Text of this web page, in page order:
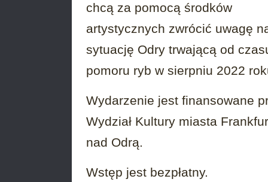
chcą za pomocą środków
artystycznych zwrócić uwagę
sytuację Odry trwającą od
pomoru ryb w sierpniu 2022
Wydarzenie jest finansowane
Wydział Kultury miasta
nad Odrą.
Wstęp jest bezpłatny.